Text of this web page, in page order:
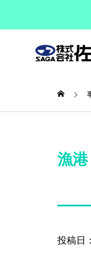
漁
投稿日